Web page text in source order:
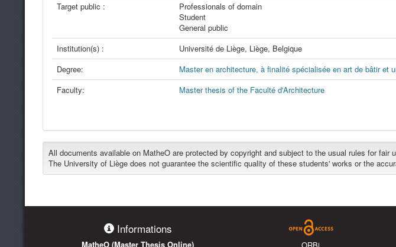
Target public :
Professionals of domain
Student
General public
Institution(s) :
Université de Liège, Liège, Belgique
Degree:
Master en architecture, à finalité spécialisée en art de bâtir et
Faculty:
Master thesis of the Faculté d'Architecture
All documents available on MatheO are protected by copyright and subject to the usual rules for fair
The University of Liège does not guarantee the scientific quality of these students' works or the
Informations
MatheO (Master Thesis Online) ORBi